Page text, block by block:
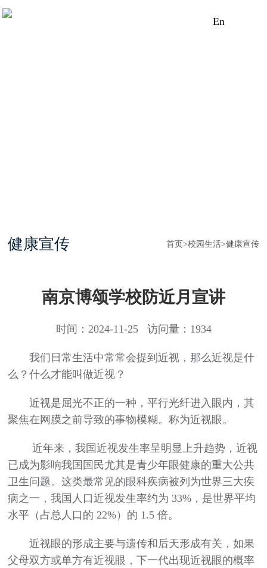
En
首页>校园生活>健康宣传
健康宣传
南京博颂学校防近月宣讲
时间：2024-11-25 访问量：1934
我们日常生活中常常会提到近视，那么近视是什
么？什么才能叫做近视？
近视是屈光不正的一种，平行光纤进入眼内，其
聚焦在网膜之前导致的事物模糊。称为近视眼。
近年来，我国近视发生率呈明显上升趋势，近视
已成为影响我国国民尤其是青少年眼健康的重大公共
卫生问题。这类最常见的眼科疾病被列为世界三大疾
病之一，我国人口近视发生率约为 33%，是世界平均
水平（占总人口的 22%）的 1.5 倍。
近视眼的形成主要与遗传和后天形成有关，如果
父母双方或单方有近视眼，下一代出现近视眼的概率